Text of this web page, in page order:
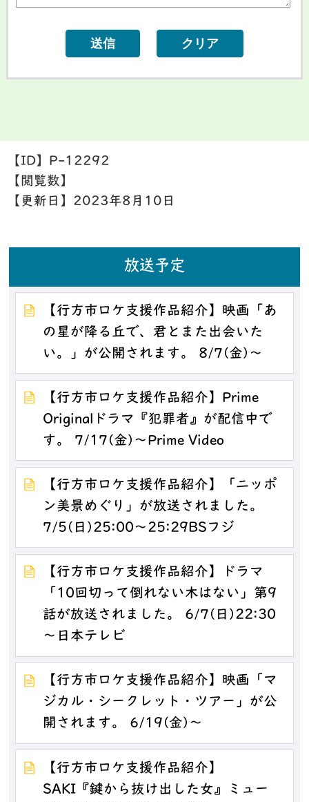
【ID】 P-12292
【閲覧数】
【更新日】 2023年8月10日
放送予定
【行方市ロケ支援作品紹介】映画「あ
の星が降る丘で、君とまた出会いた
い。」が公開されます。 8/7(金)～
【行方市ロケ支援作品紹介】Prime
Originalドラマ『犯罪者』が配信中で
す。 7/17(金)～Prime Video
【行方市ロケ支援作品紹介】「ニッポ
ン美景めぐり」が放送されました。
7/5(日)25:00～25:29BSフジ
【行方市ロケ支援作品紹介】ドラマ
「10回切って倒れない木はない」第9
話が放送されました。 6/7(日)22:30
～日本テレビ
【行方市ロケ支援作品紹介】映画「マ
ジカル・シークレット・ツアー」が公
開されます。 6/19(金)～
【行方市ロケ支援作品紹介】
SAKI『鍵から抜け出した女』ミュー